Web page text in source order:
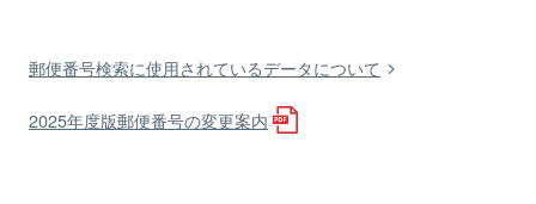
郵便番号検索に使用されているデータについて
2025年度版郵便番号の変更案内